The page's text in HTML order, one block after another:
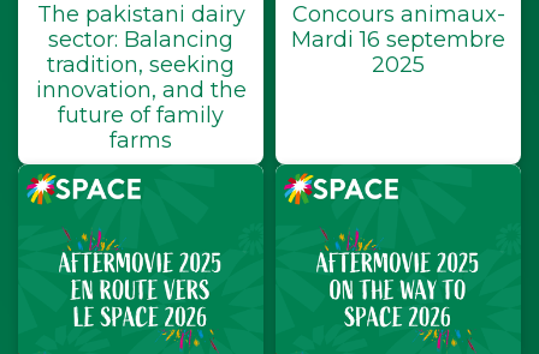
The pakistani dairy
sector: Balancing
tradition, seeking
innovation, and the
future of family
farms
Concours animaux-
Mardi 16 septembre
2025